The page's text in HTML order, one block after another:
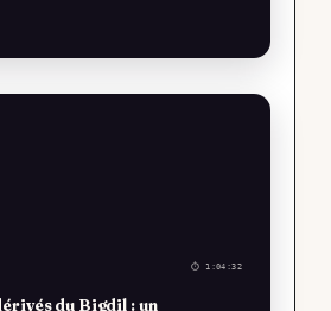
⏱ 1:04:32
du Bigdil : un